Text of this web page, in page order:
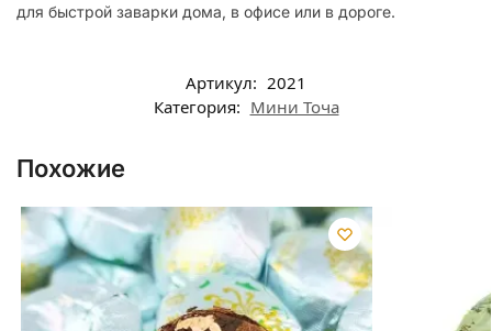
для быстрой заварки дома, в офисе или в дороге.
Артикул: 2021
Категория: Мини Точа
Похожие